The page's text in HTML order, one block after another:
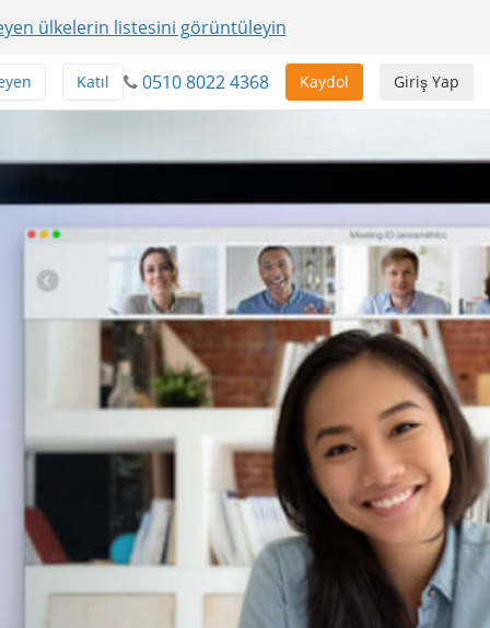
ülkelerin listesini görüntüleyin
Giriş Yap
Kaydol
0510 8022 4368
Katıl